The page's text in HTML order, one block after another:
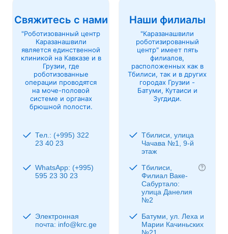
Свяжитесь с нами
"Роботизованный центр
Каразанашвили
является единственной
клиникой на Кавказе и в
Грузии, где
роботизованные
операции проводятся
на моче-половой
системе и органах
брюшной полости.
Тел.: (+995) 322
23 40 23
WhatsApp: (+995)
595 23 30 23
Электронная
почта: info@krc.ge
Наши филиалы
"Каразанашвили
роботизированный
центр" имеет пять
филиалов,
расположенных как в
Тбилиси, так и в других
городах Грузии -
Батуми, Кутаиси и
Зугдиди.
Тбилиси, улица
Чачава №1, 9-й
этаж
Тбилиси,
Филиал Ваке-
Сабуртало:
улица Данелия
№2
Батуми, ул. Леха и
Марии Качиньских